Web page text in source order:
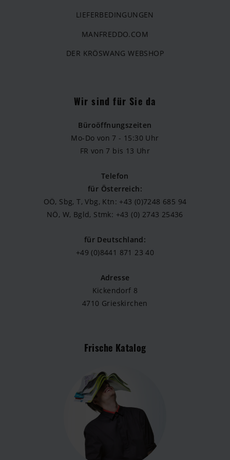
LIEFERBEDINGUNGEN
MANFREDDO.COM
DER KRÖSWANG WEBSHOP
Wir sind für Sie da
Büroöffnungszeiten
Mo-Do von 7 - 15:30 Uhr
FR von 7 bis 13 Uhr
Telefon
für Österreich:
OÖ, Sbg, T, Vbg, Ktn: +43 (0)7248 685 94
NÖ, W, Bgld, Stmk: +43 (0) 2743 25436
für Deutschland:
+49 (0)8441 871 23 40
Adresse
Kickendorf 8
4710 Grieskirchen
Frische Katalog